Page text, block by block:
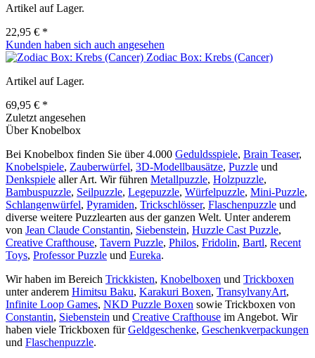
Artikel auf Lager.
22,95 € *
Kunden haben sich auch angesehen
Zodiac Box: Krebs (Cancer)
Artikel auf Lager.
69,95 € *
Zuletzt angesehen
Über Knobelbox
Bei Knobelbox finden Sie über 4.000 Geduldsspiele, Brain Teaser,
Knobelspiele, Zauberwürfel, 3D-Modellbausätze, Puzzle und
Denkspiele aller Art. Wir führen Metallpuzzle, Holzpuzzle,
Bambuspuzzle, Seilpuzzle, Legepuzzle, Würfelpuzzle, Mini-Puzzle,
Schlangenwürfel, Pyramiden, Trickschlösser, Flaschenpuzzle und
diverse weitere Puzzlearten aus der ganzen Welt. Unter anderem
von Jean Claude Constantin, Siebenstein, Huzzle Cast Puzzle,
Creative Crafthouse, Tavern Puzzle, Philos, Fridolin, Bartl, Recent
Toys, Professor Puzzle und Eureka.
Wir haben im Bereich Trickkisten, Knobelboxen und Trickboxen
unter anderem Himitsu Baku, Karakuri Boxen, TransylvanyArt,
Infinite Loop Games, NKD Puzzle Boxen sowie Trickboxen von
Constantin, Siebenstein und Creative Crafthouse im Angebot. Wir
haben viele Trickboxen fürGeldgeschenke, Geschenkverpackungen
und Flaschenpuzzle.